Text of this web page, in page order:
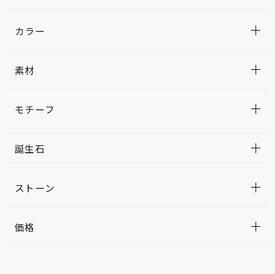
カラー
素材
モチーフ
誕生石
ストーン
価格